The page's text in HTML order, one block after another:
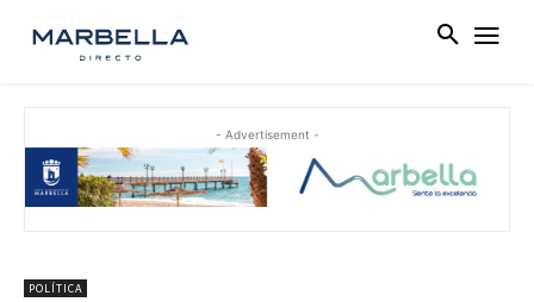
- Advertisement -
POLÍTICA